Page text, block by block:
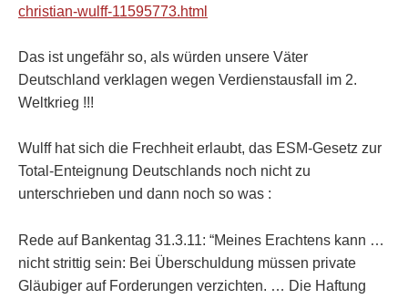
christian-wulff-11595773.html
Das ist ungefähr so, als würden unsere Väter
Deutschland verklagen wegen Verdienstausfall im 2.
Weltkrieg !!!
Wulff hat sich die Frechheit erlaubt, das ESM-Gesetz zur
Total-Enteignung Deutschlands noch nicht zu
unterschrieben und dann noch so was :
Rede auf Bankentag 31.3.11: “Meines Erachtens kann …
nicht strittig sein: Bei Überschuldung müssen private
Gläubiger auf Forderungen verzichten. … Die Haftung